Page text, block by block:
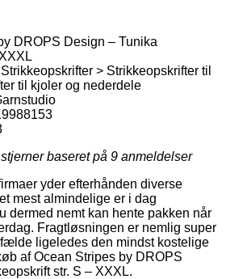
DROPS Design – Tunika
> Strikkeopskrifter til
til kjoler og nederdele
baseret på 9 anmeldelser
yder efterhånden diverse
mest almindelige er i dag
dermed nemt kan hente pakken når
Fragtløsningen er nemlig super
ligeledes den mindst kostelige
af Ocean Stripes by DROPS
str. S – XXXL.